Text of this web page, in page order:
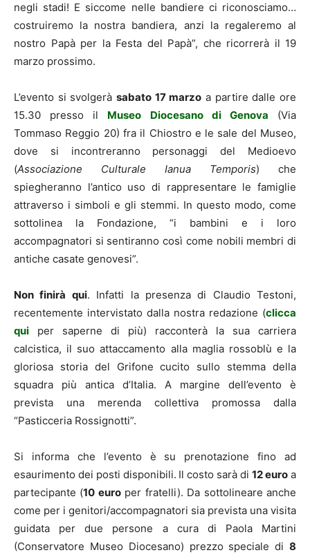
negli stadi! E siccome nelle bandiere ci riconosciamo…
costruiremo la nostra bandiera, anzi la regaleremo al
nostro Papà per la Festa del Papà”, che ricorrerà il 19
marzo prossimo.
L’evento si svolgerà sabato 17 marzo a partire dalle ore
15.30 presso il Museo Diocesano di Genova
(Via
Tommaso Reggio 20) fra il Chiostro e le sale del Museo,
dove si incontreranno personaggi del Medioevo
(Associazione Culturale Ianua Temporis) che
spiegheranno l’antico uso di rappresentare le famiglie
attraverso i simboli e gli stemmi. In questo modo, come
sottolinea la Fondazione, “i bambini e i loro
accompagnatori si sentiranno così come nobili membri di
antiche casate genovesi”.
Non finirà qui. Infatti la presenza di Claudio Testoni,
recentemente intervistato dalla nostra redazione (clicca
qui per saperne di più) racconterà la sua carriera
calcistica, il suo attaccamento alla maglia rossoblù e la
gloriosa storia del Grifone cucito sullo stemma della
squadra più antica d’Italia. A margine dell’evento è
prevista una merenda collettiva promossa dalla
“Pasticceria Rossignotti”.
Si informa che l’evento è su prenotazione fino ad
esaurimento dei posti disponibili. Il costo sarà di 12 euro a
partecipante (10 europer fratelli). Da sottolineare anche
come per i genitori/accompagnatori sia prevista una visita
guidata per due persone a cura di Paola Martini
(Conservatore Museo Diocesano) prezzo speciale di 8